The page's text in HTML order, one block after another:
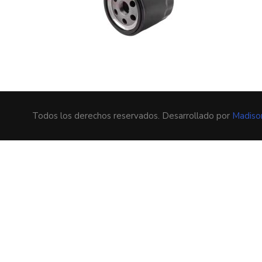
Todos los derechos reservados. Desarrollado por